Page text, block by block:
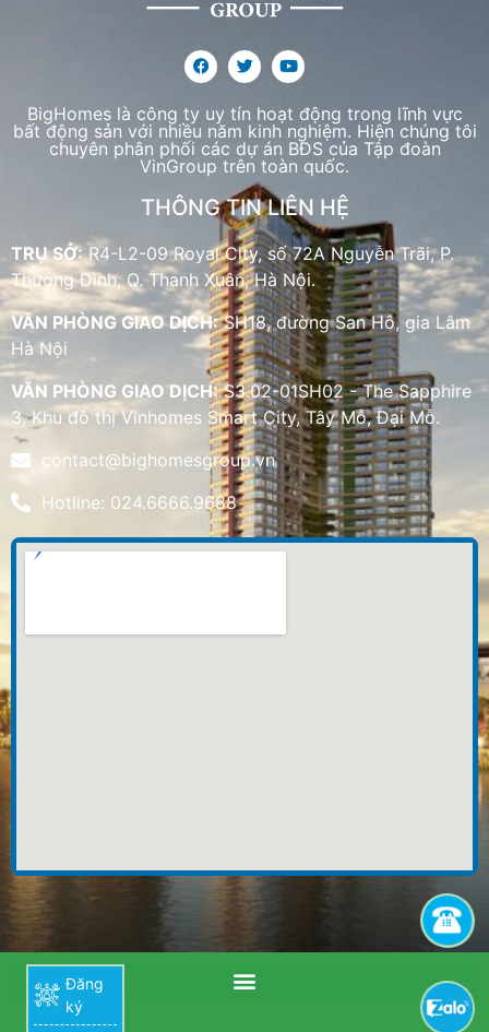
Đăng
ký
BigHomes là công ty uy tín hoạt động trong lĩnh vực
bất động sản với nhiều năm kinh nghiệm. Hiện chúng tôi
chuyên phân phối các dự án BĐS của Tập đoàn
VinGroup trên toàn quốc.
THÔNG TIN LIÊN HỆ
TRỤ SỞ:R4-L2-09 Royal City, số 72A Nguyễn Trãi, P.
Thượng Đình, Q. Thanh Xuân, Hà Nội.
VĂN PHÒNG GIAO DỊCH:SH18, đường San Hô, gia Lâm
Hà Nội
VĂN PHÒNG GIAO DỊCH:S3.02-01SH02 - The Sapphire
3, Khu đô thị Vinhomes Smart City, Tây Mỗ, Đại Mỗ.
contact@bighomesgroup.vn
Hotline: 024.6666.9688